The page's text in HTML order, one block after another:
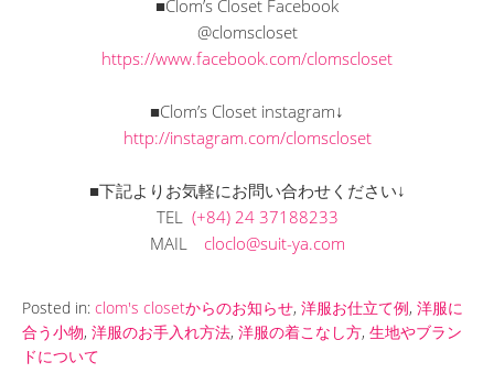
■Clom’s Closet Facebook
@clomscloset
https://www.facebook.com/clomscloset
■Clom’s Closet instagram↓
http://instagram.com/clomscloset
■下記よりお気軽にお問い合わせください↓
TEL (+84) 24 37188233
MAIL cloclo@suit-ya.com
Posted in: clom's closetからのお知らせ, 洋服お仕立て例, 洋服に
合う小物, 洋服のお手入れ方法, 洋服の着こなし方, 生地やブラン
ドについて